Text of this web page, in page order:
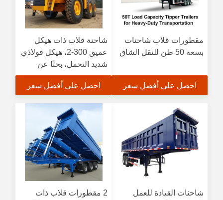
مقطورات قلاب شاحنات
بسعة 50 طن للنقل الشاق
احصل على أفضل سعر
شاحنة قلاب ذات هيكل
عميق 300-2، هيكل فولاذي
شديد التحمل، بحثًا عن
الكفاءة
احصل على أفضل سعر
شاحنات القيادة للعمل
2 مقطورات قلاب ذات